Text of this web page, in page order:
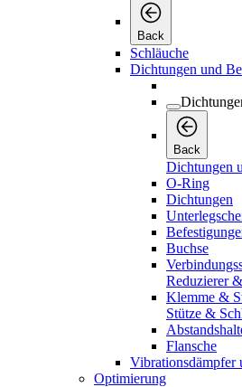
Back
Schläuche
Dichtungen und
Back
Dichtungen
O-Ring
Dichtungen
Buchse
Reduzierer
Klemme &
Stütze &
Flansche
Vibrationsdämpfer
Optimierung